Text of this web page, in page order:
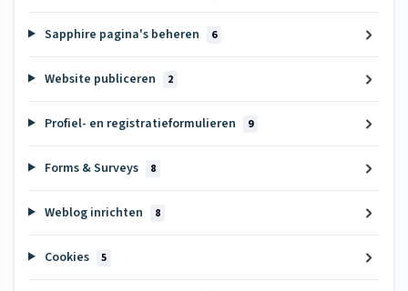
Sapphire pagina's beheren 6
Website publiceren 2
Profiel- en registratieformulieren 9
Forms & Surveys 8
Weblog inrichten 8
Cookies 5